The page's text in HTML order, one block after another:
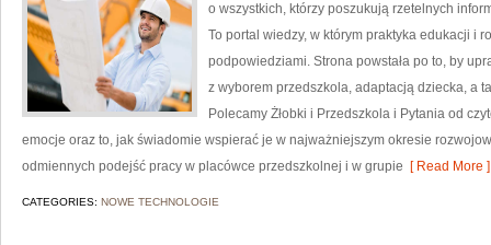
o wszystkich, którzy poszukują rzetelnych
To portal wiedzy, w którym praktyka edukacji i
podpowiedziami. Strona powstała po to, by
z wyborem przedszkola, adaptacją dziecka, a
Polecamy Żłobki i Przedszkola i Pytania od
emocje oraz to, jak świadomie wspierać je w najważniejszym okresie
odmiennych podejść pracy w placówce przedszkolnej i w grupie [ Read More ]
CATEGORIES: NOWE TECHNOLOGIE